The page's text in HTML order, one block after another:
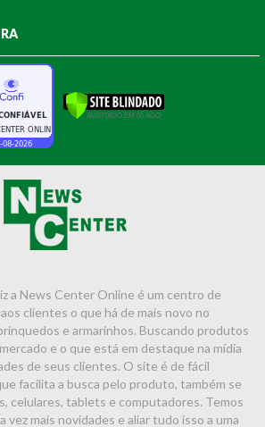
a News Center Online é um centro de
clientes o que há de mais novo no
e armarinhos. Buscando produtos
e o que está em destaque na mídia
de seus clientes. O site é de fácil
facilita a busca pelo produto, também se
celulares, tablets e computadores. Temos
vez mais novidades e aliar tudo isso a uma